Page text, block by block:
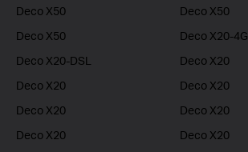
Deco X50
Deco X50
Deco X50
Deco X20-4G
Deco X20-DSL
Deco X20
Deco X20
Deco X20
Deco X20
Deco X20
Deco X20
Deco X20